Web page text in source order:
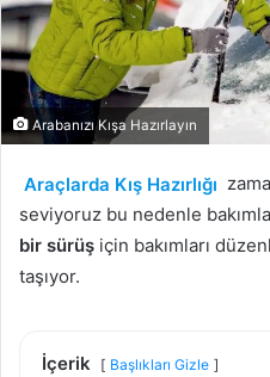
Arabanızı Kışa Hazırlayın
Araçlarda Kış Hazırlığı
seviyoruz bu nedenle
bir sürüş için bakımları
taşıyor.
İçerik Başlıkları Gizle